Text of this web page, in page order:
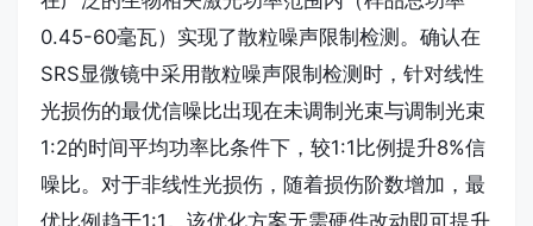
0.45-60毫瓦）实现了散粒噪声限制检测。确认在
SRS显微镜中采用散粒噪声限制检测时，针对线性
光损伤的最优信噪比出现在未调制光束与调制光束
1:2的时间平均功率比条件下，较1:1比例提升8%信
噪比。对于非线性光损伤，随着损伤阶数增加，最